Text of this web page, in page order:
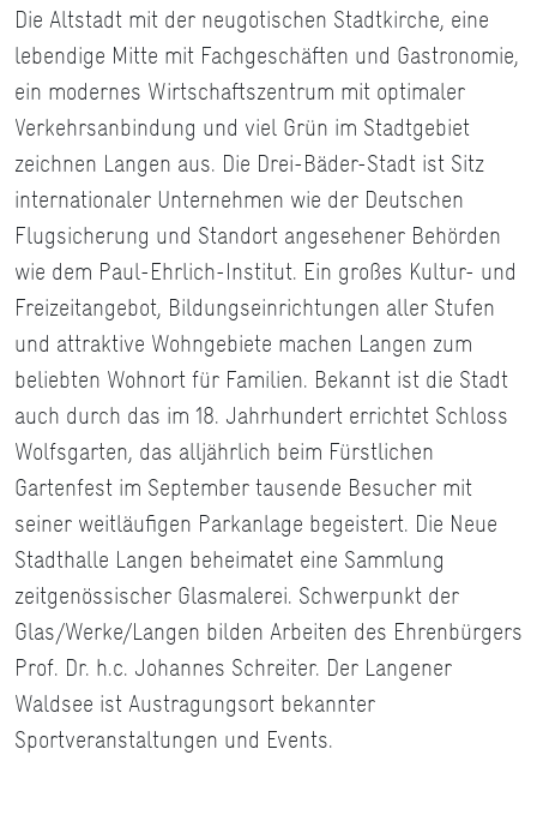
Die Altstadt mit der neugotischen Stadtkirche, eine
lebendige Mitte mit Fachgeschäften und Gastronomie,
ein modernes Wirtschaftszentrum mit optimaler
Verkehrsanbindung und viel Grün im Stadtgebiet
zeichnen Langen aus. Die Drei-Bäder-Stadt ist Sitz
internationaler Unternehmen wie der Deutschen
Flugsicherung und Standort angesehener Behörden
wie dem Paul-Ehrlich-Institut. Ein großes Kultur- und
Freizeitangebot, Bildungseinrichtungen aller Stufen
und attraktive Wohngebiete machen Langen zum
beliebten Wohnort für Familien. Bekannt ist die Stadt
auch durch das im 18. Jahrhundert errichtet Schloss
Wolfsgarten, das alljährlich beim Fürstlichen
Gartenfest im September tausende Besucher mit
seiner weitläufigen Parkanlage begeistert. Die Neue
Stadthalle Langen beheimatet eine Sammlung
zeitgenössischer Glasmalerei. Schwerpunkt der
Glas/Werke/Langen bilden Arbeiten des Ehrenbürgers
Prof. Dr. h.c. Johannes Schreiter. Der Langener
Waldsee ist Austragungsort bekannter
Sportveranstaltungen und Events.